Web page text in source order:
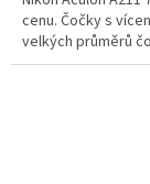
cenu. Čočky s
velkých průměrů